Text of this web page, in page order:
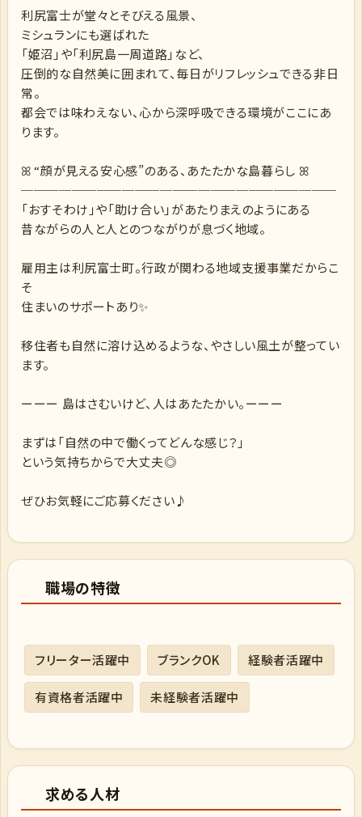
利尻富士が堂々とそびえる風景、
ミシュランにも選ばれた
「姫沼」や「利尻島一周道路」など、
圧倒的な自然美に囲まれて、毎日がリフレッシュできる非日
常。
都会では味わえない、心から深呼吸できる環境がここにあ
ります。
ꕤ “顔が見える安心感”のある、あたたかな島暮らし ꕤ
─────────────────────────
「おすそわけ」や「助け合い」があたりまえのようにある
昔ながらの人と人とのつながりが息づく地域。
雇用主は利尻富士町。行政が関わる地域支援事業だからこ
そ
住まいのサポートあり✨
移住者も自然に溶け込めるような、やさしい風土が整ってい
ます。
ーーー 島はさむいけど、人はあたたかい。ーーー
まずは「自然の中で働くってどんな感じ？」
という気持ちからで大丈夫◎
ぜひお気軽にご応募ください♪
職場の特徴
フリーター活躍中 ブランクOK 経験者活躍中
有資格者活躍中 未経験者活躍中
求める人材